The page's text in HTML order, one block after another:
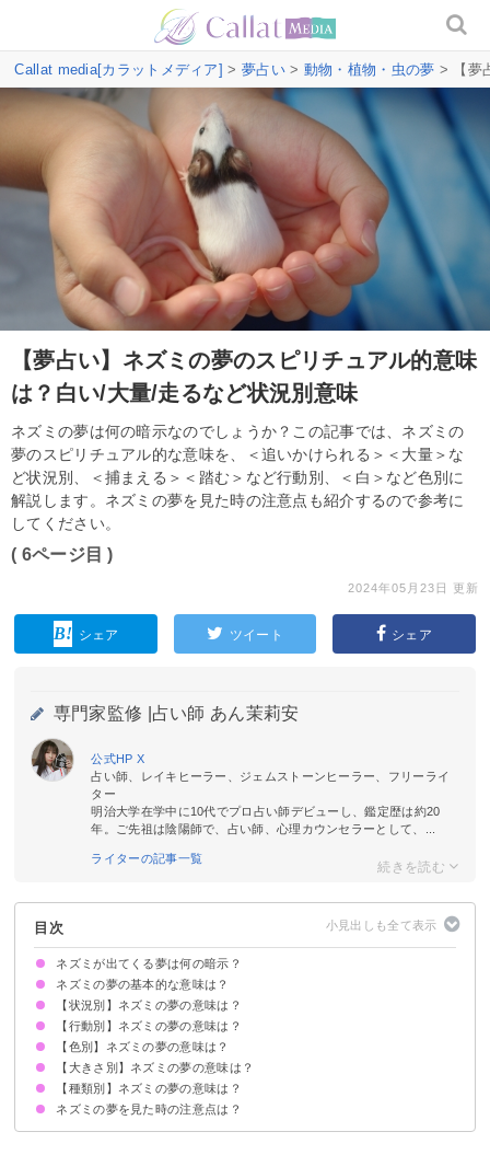
Callat media[カラットメディア] > 夢占い> 動物・植物・虫の夢 > 【夢
【夢占い】ネズミの夢のスピリチュアル的意味
は？白い/大量/走るなど状況別意味
ネズミの夢は何の暗示なのでしょうか？この記事では、ネズミの
夢のスピリチュアル的な意味を、＜追いかけられる＞＜大量＞な
ど状況別、＜捕まえる＞＜踏む＞など行動別、＜白＞など色別に
解説します。ネズミの夢を見た時の注意点も紹介するので参考に
してください。
( 6ページ目 )
2024年05月23日 更新
シェア ツイート シェア
専門家監修 | 占い師 あん茉莉安
公式HP X
占い師、レイキヒーラー、ジェムストーンヒーラー、フリーライ
ター
明治大学在学中に10代でプロ占い師デビューし、鑑定歴は約20
年。ご先祖は陰陽師で、占い師、心理カウンセラーとして、...
ライターの記事一覧
目次
ネズミが出てくる夢は何の暗示？
ネズミの夢の基本的な意味は？
トラブルの暗示
状況によって意味が決まる
【状況別】ネズミの夢の意味は？
ネズミに追いかけられる夢【警告夢】
ネズミに噛まれる夢【吉夢】
大量のねずみに囲まれる夢【吉夢】
ねずみが走る夢【吉夢】
ねずみが逃げる夢【警告夢】
ねずみの死骸の夢【吉夢】
ねずみが猫に追いかけられている夢【凶夢】
ねずみと蛇が出てくる夢【吉夢】
【行動別】ネズミの夢の意味は？
ネズミを追い出す夢【吉夢】
ねずみを捕まえる夢【吉夢】
ねずみを踏む夢【警告夢】
ねずみを食べる夢【吉夢】
ねずみを駆除する夢【吉夢】
ねずみを助ける夢【吉夢】
ネズミを飼う夢【吉夢】
ネズミと話す夢【予知夢】
ネズミになる夢【警告夢】
【色別】ネズミの夢の意味は？
白いネズミの夢【吉夢】
灰色のねずみの夢【警告夢】
黒いねずみの夢【凶夢】
茶色いねずみの夢【吉夢】
【大きさ別】ネズミの夢の意味は？
大きいネズミの夢【警告夢】
小さいねずみの夢【吉夢】
赤ちゃんのねずみの夢【吉夢】
【種類別】ネズミの夢の意味は？
ハリネズミの夢【吉夢】
ドブネズミの夢【警告夢】
ネズミの夢を見た時の注意点は？
警告夢や凶夢の内容を人に話す